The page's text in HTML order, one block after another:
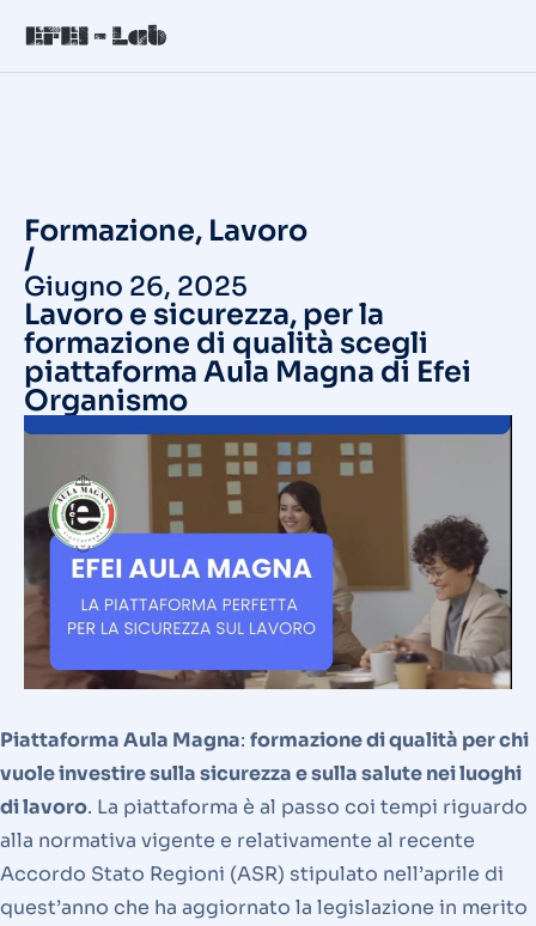
Formazione, Lavoro
/
Giugno 26, 2025
Lavoro e sicurezza, per la
formazione di qualità scegli
piattaforma Aula Magna di Efei
Organismo
Piattaforma Aula Magna: formazione di qualità per chi
vuole investire sulla sicurezza e sulla salute nei luoghi
di lavoro. La piattaforma è al passo coi tempi riguardo
alla normativa vigente e relativamente al recente
Accordo Stato Regioni (ASR) stipulato nell’aprile di
quest’anno che ha aggiornato la legislazione in merito